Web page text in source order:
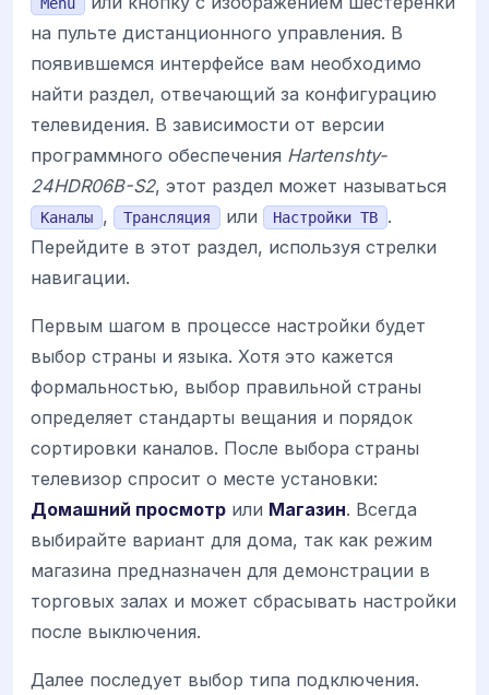
на пульте дистанционного управления. В
появившемся интерфейсе вам необходимо
найти раздел, отвечающий за конфигурацию
телевидения. В зависимости от версии
программного обеспечения Hartenshty-
24HDR06B-S2, этот раздел может называться
Каналы , Трансляция или Настройки ТВ
.
Перейдите в этот раздел, используя стрелки
навигации.
Первым шагом в процессе настройки будет
выбор страны и языка. Хотя это кажется
формальностью, выбор правильной страны
определяет стандарты вещания и порядок
сортировки каналов. После выбора страны
телевизор спросит о месте установки:
Домашний просмотр или Магазин. Всегда
выбирайте вариант для дома, так как режим
магазина предназначен для демонстрации в
торговых залах и может сбрасывать настройки
после выключения.
Далее последует выбор типа подключения.